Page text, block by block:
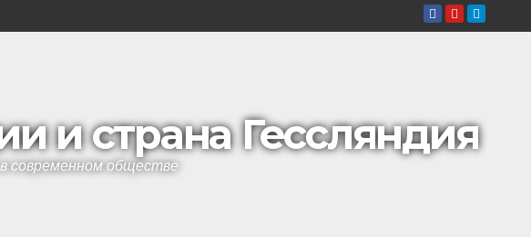
и страна Гессляндия
современном обществе